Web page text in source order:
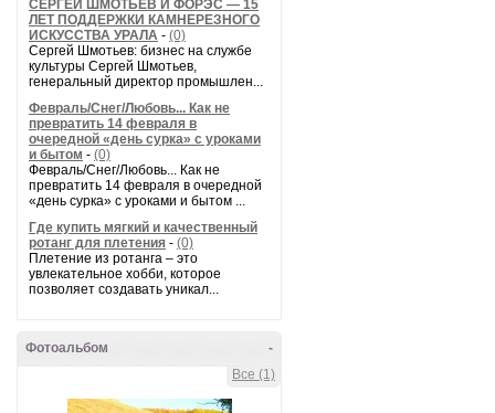
СЕРГЕЙ ШМОТЬЕВ И ФОРЭС — 15
ЛЕТ ПОДДЕРЖКИ КАМНЕРЕЗНОГО
ИСКУССТВА УРАЛА - (0)
Сергей Шмотьев: бизнес на службе
культуры Сергей Шмотьев,
генеральный директор промышлен...
Февраль/Снег/Любовь... Как не
превратить 14 февраля в
очередной «день сурка» с уроками
и бытом - (0)
Февраль/Снег/Любовь... Как не
превратить 14 февраля в очередной
«день сурка» с уроками и бытом ...
Где купить мягкий и качественный
ротанг для плетения - (0)
Плетение из ротанга – это
увлекательное хобби, которое
позволяет создавать уникал...
-
Фотоальбом
Все (1)